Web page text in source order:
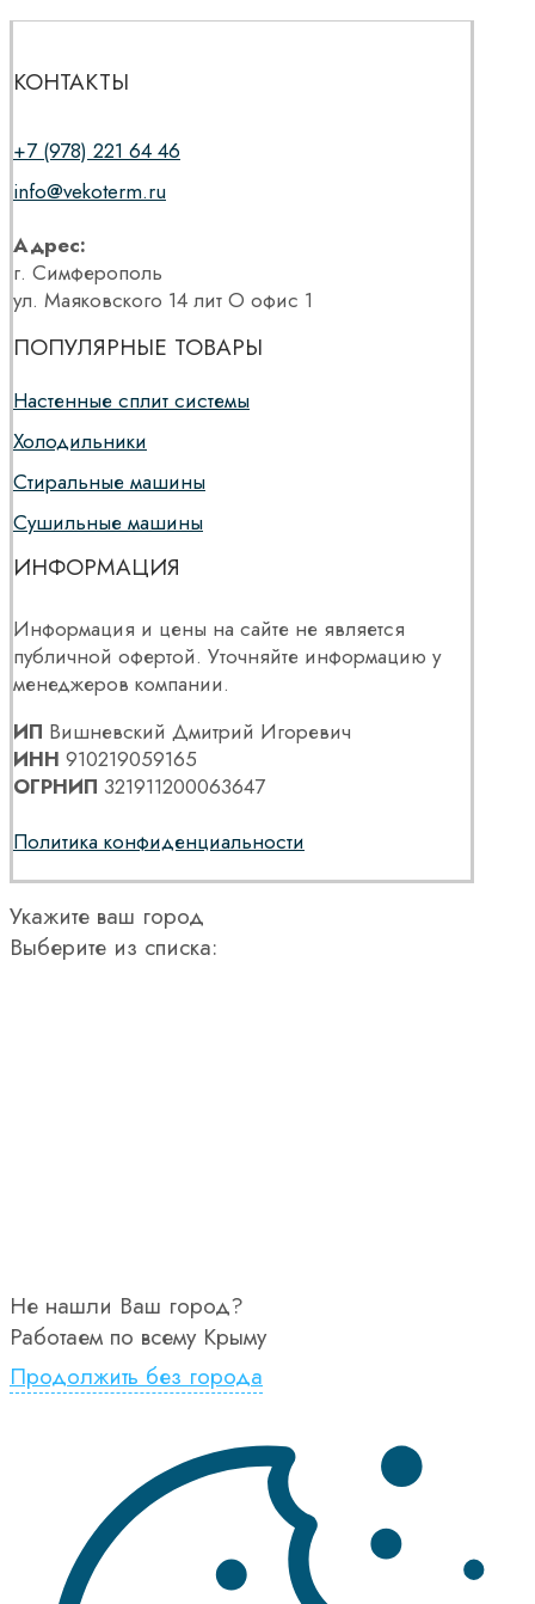
КОНТАКТЫ
+7 (978) 221 64 46
info@vekoterm.ru
Адрес:
г. Симферополь
ул. Маяковского 14 лит О офис 1
ПОПУЛЯРНЫЕ ТОВАРЫ
Настенные сплит системы
Холодильники
Стиральные машины
Сушильные машины
ИНФОРМАЦИЯ
Информация и цены на сайте не является
публичной офертой. Уточняйте информацию у
менеджеров компании.
ИП Вишневский Дмитрий Игоревич
ИНН 910219059165
ОГРНИП 321911200063647
Политика конфиденциальности
Укажите ваш город
Выберите из списка:
Не нашли Ваш город?
Работаем по всему Крыму
Продолжить без города